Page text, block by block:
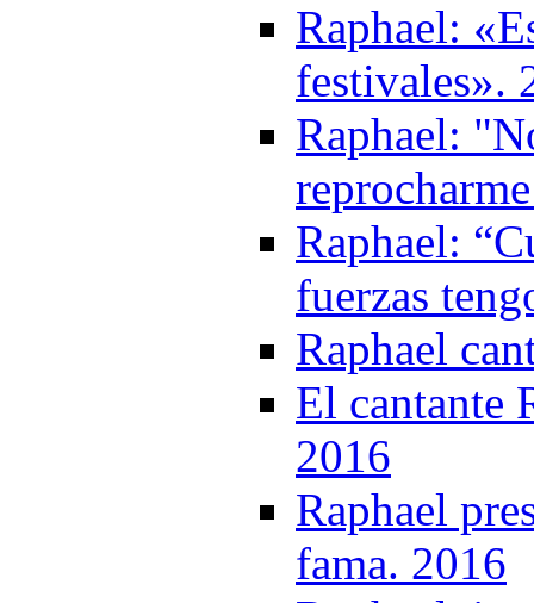
Raphael:
festivales».
Raphael:
Raphael:
fuerzas
Raphael
El cantante
2016
Raphael
fama. 2016